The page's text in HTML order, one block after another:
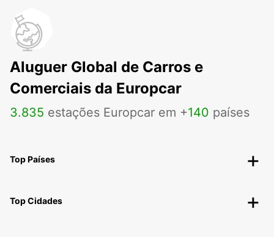
Aluguer Global de Carros e
Comerciais da Europcar
3.835 estações Europcar em +140 países
Top Países
Top Cidades